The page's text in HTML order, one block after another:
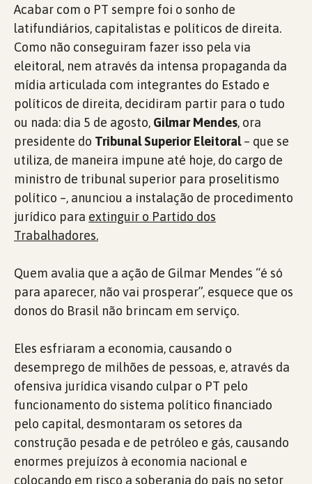
Acabar com o PT sempre foi o sonho de
latifundiários, capitalistas e políticos de direita.
Como não conseguiram fazer isso pela via
eleitoral, nem através da intensa propaganda da
mídia articulada com integrantes do Estado e
políticos de direita, decidiram partir para o tudo
ou nada: dia 5 de agosto, Gilmar Mendes, ora
presidente do Tribunal Superior Eleitoral– que se
utiliza, de maneira impune até hoje, do cargo de
ministro de tribunal superior para proselitismo
político –, anunciou a instalação de procedimento
jurídico para extinguir o Partido dos
Trabalhadores.
Quem avalia que a ação de Gilmar Mendes “é só
para aparecer, não vai prosperar”, esquece que os
donos do Brasil não brincam em serviço.
Eles esfriaram a economia, causando o
desemprego de milhões de pessoas, e, através da
ofensiva jurídica visando culpar o PT pelo
funcionamento do sistema político financiado
pelo capital, desmontaram os setores da
construção pesada e de petróleo e gás, causando
enormes prejuízos à economia nacional e
colocando em risco a soberania do país no setor